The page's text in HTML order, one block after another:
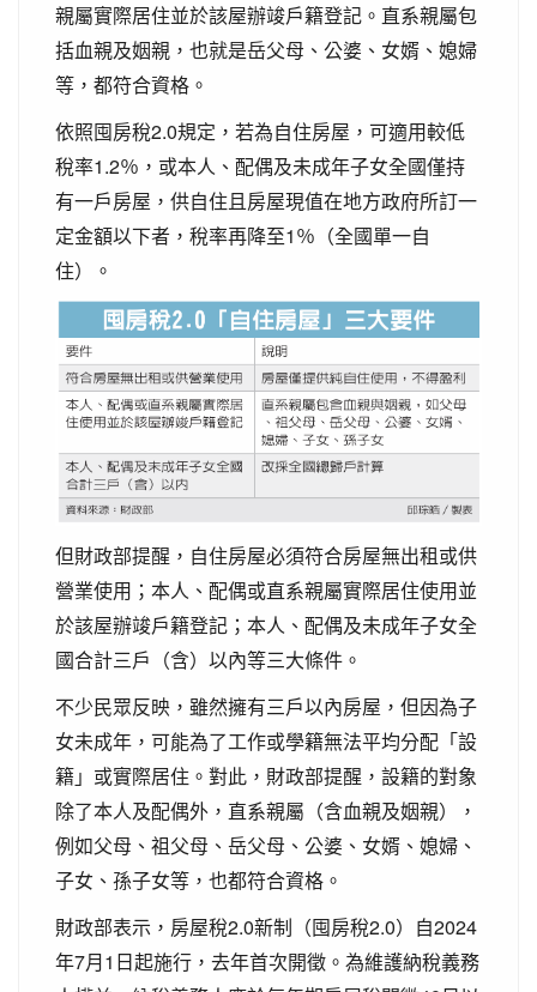
親屬實際居住並於該屋辦竣戶籍登記。直系親屬包
括血親及姻親，也就是岳父母、公婆、女婿、媳婦
等，都符合資格。
依照囤房稅2.0規定，若為自住房屋，可適用較低
稅率1.2％，或本人、配偶及未成年子女全國僅持
有一戶房屋，供自住且房屋現值在地方政府所訂一
定金額以下者，稅率再降至1％（全國單一自
住）。
但財政部提醒，自住房屋必須符合房屋無出租或供
營業使用；本人、配偶或直系親屬實際居住使用並
於該屋辦竣戶籍登記；本人、配偶及未成年子女全
國合計三戶（含）以內等三大條件。
不少民眾反映，雖然擁有三戶以內房屋，但因為子
女未成年，可能為了工作或學籍無法平均分配「設
籍」或實際居住。對此，財政部提醒，設籍的對象
除了本人及配偶外，直系親屬（含血親及姻親），
例如父母、祖父母、岳父母、公婆、女婿、媳婦、
子女、孫子女等，也都符合資格。
財政部表示，房屋稅2.0新制（囤房稅2.0）自2024
年7月1日起施行，去年首次開徵。為維護納稅義務